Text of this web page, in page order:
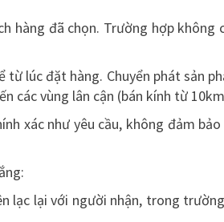
hàng đã chọn. Trường hợp không
lúc đặt hàng. Chuyển phát sản
các vùng lân cận (bán kính từ
xác như yêu cầu, không đảm
lại với người nhận, trong